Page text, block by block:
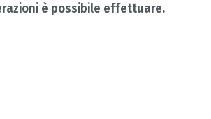
è possibile effettuare.